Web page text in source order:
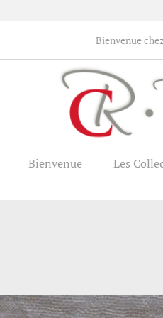
Bienvenue chez
Bienvenue Les